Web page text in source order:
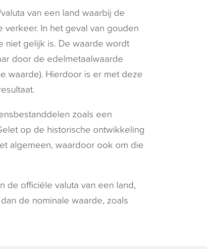
van een land waarbij de
In het geval van gouden
niet gelijk is. De waarde wordt
door de edelmetaalwaarde
waarde). Hierdoor is er met deze
zoals een
op de historische ontwikkeling
algemeen, waardoor ook om die
de officiële valuta van een land,
de nominale waarde, zoals